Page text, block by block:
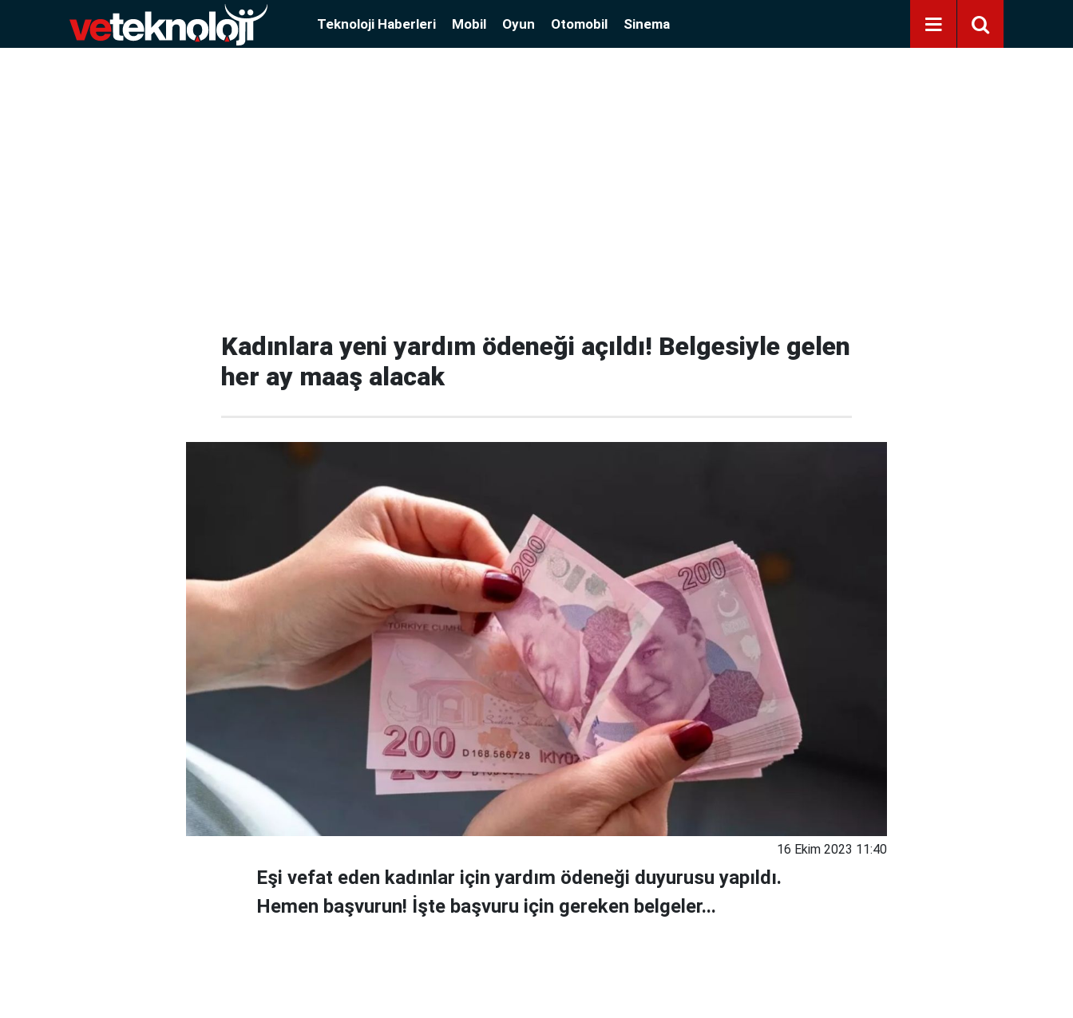
Teknoloji Haberleri Mobil Oyun Otomobil Sinema
Kadınlara yeni yardım ödeneği açıldı! Belgesiyle gelen
her ay maaş alacak
16 Ekim 2023 11:40
Eşi vefat eden kadınlar için yardım ödeneği duyurusu yapıldı.
Hemen başvurun! İşte başvuru için gereken belgeler...